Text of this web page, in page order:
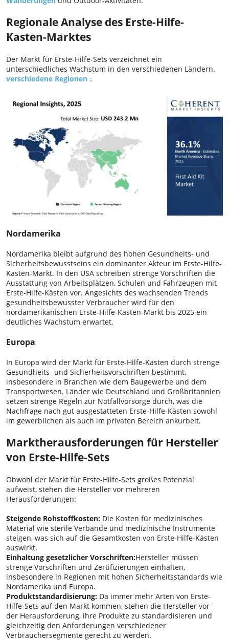
Regionale Analyse des Erste-Hilfe-
Kasten-Marktes
Der Markt für Erste-Hilfe-Sets verzeichnet ein
unterschiedliches Wachstum in den verschiedenen Ländern.
verschiedene Regionen ：
Nordamerika
Nordamerika bleibt aufgrund des hohen Gesundheits- und
Sicherheitsbewusstseins ein dominanter Akteur im Erste-Hilfe-
Kasten-Markt. In den USA schreiben strenge Vorschriften die
Ausstattung von Arbeitsplätzen, Schulen und Fahrzeugen mit
Erste-Hilfe-Kästen vor. Angesichts des wachsenden Trends
gesundheitsbewusster Verbraucher wird für den
nordamerikanischen Erste-Hilfe-Kasten-Markt bis 2025 ein
deutliches Wachstum erwartet.
Europa
In Europa wird der Markt für Erste-Hilfe-Kästen durch strenge
Gesundheits- und Sicherheitsvorschriften bestimmt,
insbesondere in Branchen wie dem Baugewerbe und dem
Transportwesen. Länder wie Deutschland und Großbritannien
setzen strenge Regeln zur Notfallvorsorge durch, was die
Nachfrage nach gut ausgestatteten Erste-Hilfe-Kästen sowohl
im gewerblichen als auch im privaten Bereich ankurbelt.
Marktherausforderungen für Hersteller
von Erste-Hilfe-Sets
Obwohl der Markt für Erste-Hilfe-Sets großes Potenzial
aufweist, stehen die Hersteller vor mehreren
Herausforderungen:
Steigende Rohstoffkosten: Die Kosten für medizinisches
Material wie sterile Verbände und medizinische Instrumente
steigen, was sich auf die Gesamtkosten von Erste-Hilfe-Kästen
auswirkt.
Einhaltung gesetzlicher Vorschriften:Hersteller müssen
strenge Vorschriften und Zertifizierungen einhalten,
insbesondere in Regionen mit hohen Sicherheitsstandards wie
Nordamerika und Europa.
Produktstandardisierung: Da immer mehr Arten von Erste-
Hilfe-Sets auf den Markt kommen, stehen die Hersteller vor
der Herausforderung, ihre Produkte zu standardisieren und
gleichzeitig den Anforderungen verschiedener
Verbrauchersegmente gerecht zu werden.